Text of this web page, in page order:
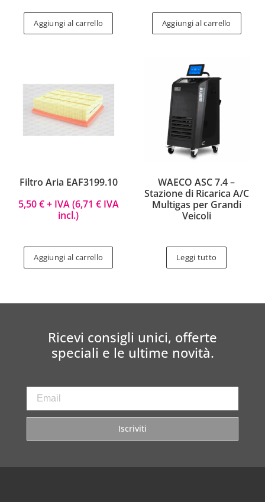
Aggiungi al carrello Aggiungi al carrello
Filtro Aria EAF3199.10
5,50€+ IVA (6,71 €IVA
incl.)
Aggiungi al carrello
WAECO ASC 7.4 –
Stazione di Ricarica A/C
Multigas per Grandi
Veicoli
Leggi tutto
Ricevi consigli unici, offerte
speciali e le ultime novità.
Iscriviti